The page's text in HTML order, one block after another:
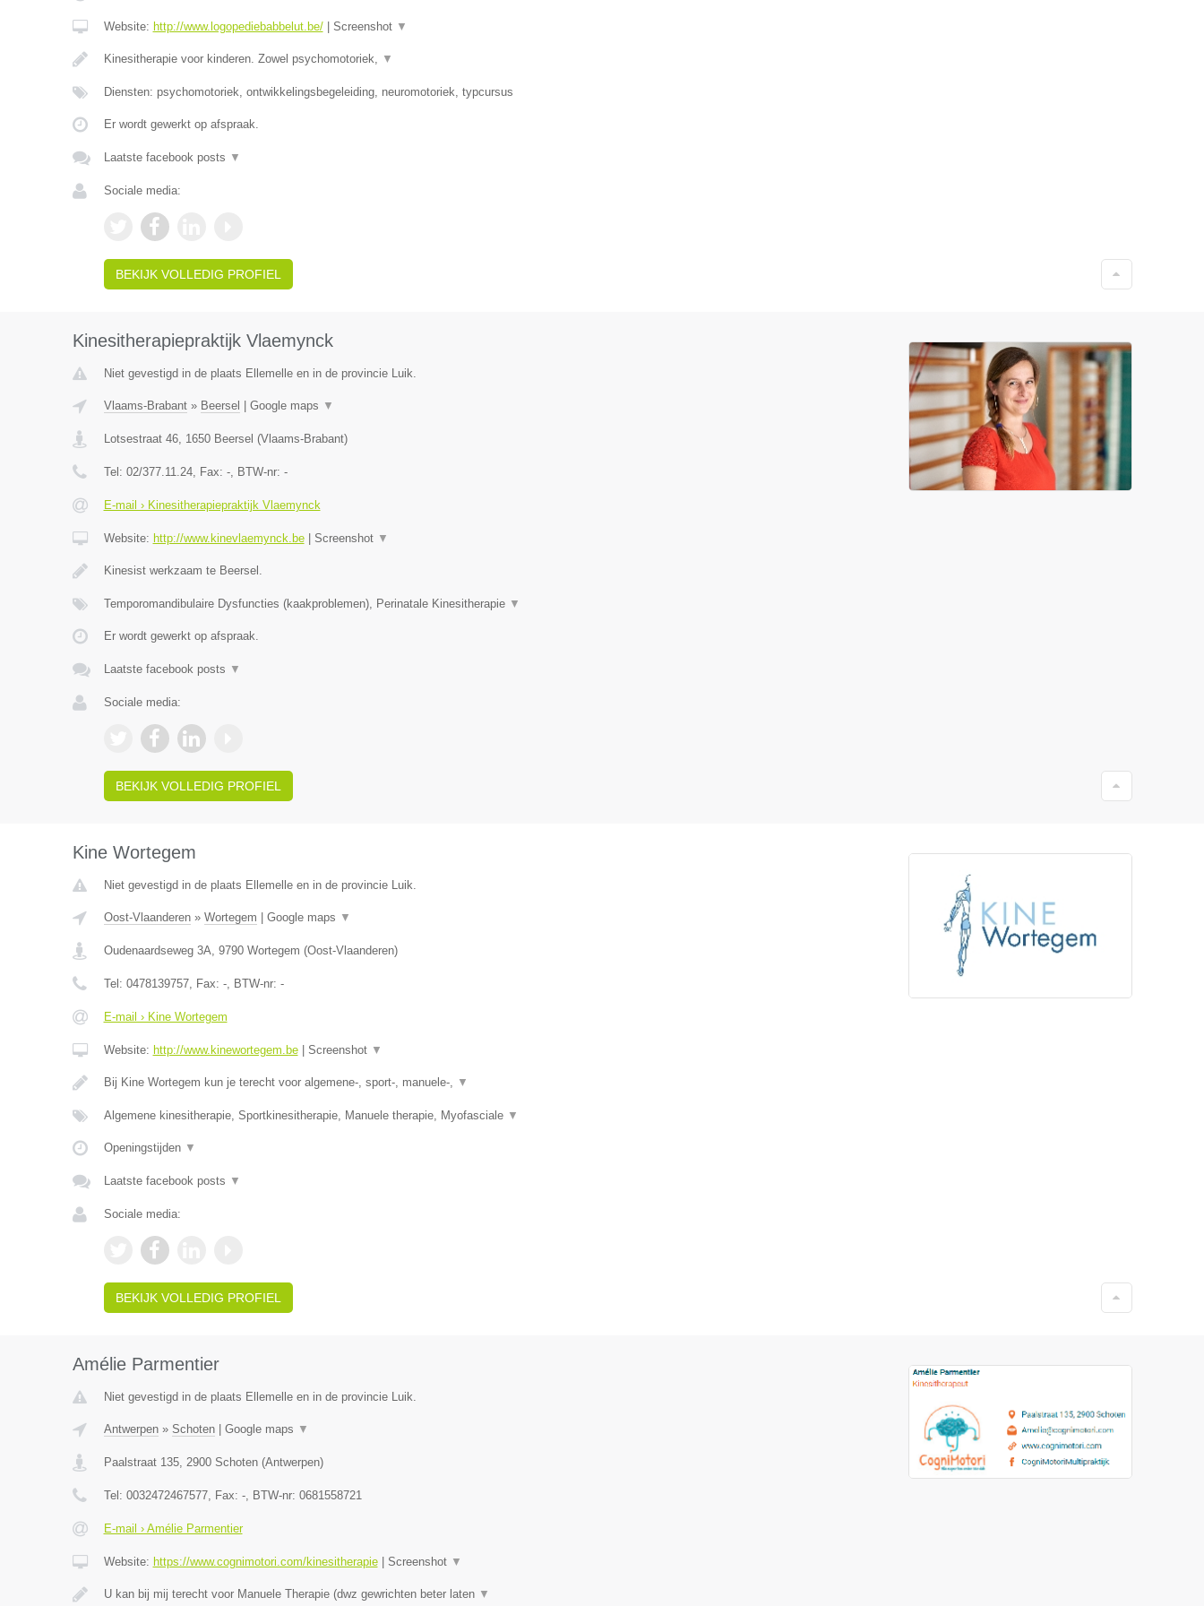
Website: http://www.logopediebabbelut.be/| Screenshot ▼
Kinesitherapie voor kinderen. Zowel psychomotoriek, ▼
Diensten: psychomotoriek, ontwikkelingsbegeleiding, neuromotoriek, typcursus
Er wordt gewerkt op afspraak.
Laatste facebook posts ▼
Sociale media:
BEKIJK VOLLEDIG PROFIEL
Kinesitherapiepraktijk Vlaemynck
Niet gevestigd in de plaats Ellemelle en in de provincie Luik.
Vlaams-Brabant» Beersel Google maps ▼
Lotsestraat 46, 1650 Beersel (Vlaams-Brabant)
Tel: 02/377.11.24, Fax: -, BTW-nr: -
E-mail › Kinesitherapiepraktijk Vlaemynck
Website: http://www.kinevlaemynck.be| Screenshot ▼
Kinesist werkzaam te Beersel.
Temporomandibulaire Dysfuncties (kaakproblemen), Perinatale Kinesitherapie ▼
Er wordt gewerkt op afspraak.
Laatste facebook posts ▼
Sociale media:
BEKIJK VOLLEDIG PROFIEL
Kine Wortegem
Niet gevestigd in de plaats Ellemelle en in de provincie Luik.
Oost-Vlaanderen» Wortegem Google maps ▼
Oudenaardseweg 3A, 9790 Wortegem (Oost-Vlaanderen)
Tel: 0478139757, Fax: -, BTW-nr: -
E-mail › Kine Wortegem
Website: http://www.kinewortegem.be| Screenshot ▼
Bij Kine Wortegem kun je terecht voor algemene-, sport-, manuele-, ▼
Algemene kinesitherapie, Sportkinesitherapie, Manuele therapie, Myofasciale ▼
Openingstijden ▼
Laatste facebook posts ▼
Sociale media:
BEKIJK VOLLEDIG PROFIEL
Amélie Parmentier
Niet gevestigd in de plaats Ellemelle en in de provincie Luik.
Antwerpen» Schoten| Google maps ▼
Paalstraat 135, 2900 Schoten(Antwerpen)
Tel: 0032472467577, Fax: -, BTW-nr: 0681558721
E-mail › Amélie Parmentier
Website: https://www.cognimotori.com/kinesitherapie| Screenshot ▼
U kan bij mij terecht voor Manuele Therapie (dwz gewrichten beter laten ▼